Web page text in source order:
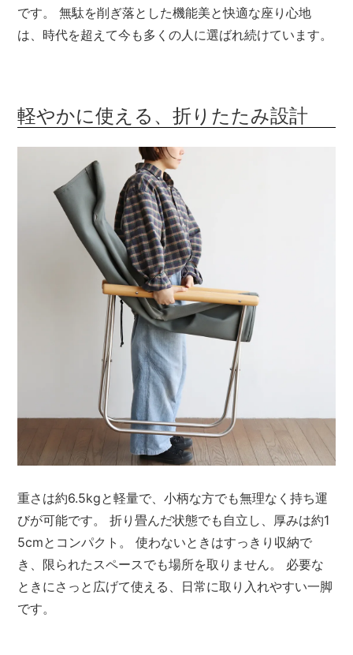
です。 無駄を削ぎ落とした機能美と快適な座り心地
は、時代を超えて今も多くの人に選ばれ続けています。
軽やかに使える、折りたたみ設計
重さは約6.5kgと軽量で、小柄な方でも無理なく持ち運
びが可能です。 折り畳んだ状態でも自立し、厚みは約1
5cmとコンパクト。 使わないときはすっきり収納で
き、限られたスペースでも場所を取りません。 必要な
ときにさっと広げて使える、日常に取り入れやすい一脚
です。